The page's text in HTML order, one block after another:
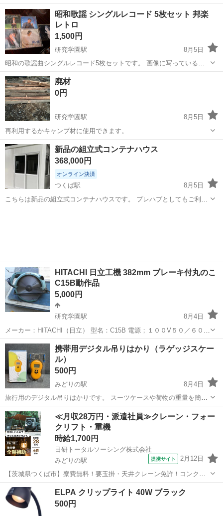
茨城 つくば市 つくば駅 その他
昭和歌謡 シングルレコード 5枚セット 邦楽
レトロ
1,500円
研究学園駅
8月5日
昭和の歌謡曲シングルレコード5枚セットです。 画像に写っているも
のが全てとなります。 経年によるジャケットの多少の擦れや汚れはあ
りますが、コレクションとして大切に保管しておりました。 懐かしい
名曲の数々をぜひお楽しみください...
茨城 つくば市
廃材
0円
研究学園駅
8月5日
再利用するかキャンプ材に使用できます。
茨城 つくば市 研究学園駅 その他
新品の組立式コンテナハウス
368,000円
オンライン決済
つくば駅
8月5日
こちらは新品の組立式コンテナハウスです。 プレハブとしてもご利用
HITACHI 日立工機 382mm ブレーキ付丸のこ
C15B動作品
5,000円
研究学園駅
8月4日
メーカー：HITACHI（日立） 型名：C15B 電源；１００V５０／６０
HZ両用 最大回転数：１４A ２３００rpm 最大切り込み１４３mm 普
通丸ノコ３８２mm 使用経過による少キズ、汚れは有ります
茨城 つくば市 研究学園駅 その他
携帯用デジタル吊りはかり（ラゲッジスケー
ル）
500円
みどりの駅
8月4日
旅行用のデジタル吊りはかりです。 スーツケースや荷物の重量を簡単
に測ることができます。 動作確認済みで、正常に使用できます。 箱に
は傷みがありますが、本体は問題なく使用可能です。 電池もお付けし
ますので、すぐにお使いいた...
茨城 つくば市 みどりの駅 その他
≪月収28万円・派遣社員≫クレーン・フォー
クリフト・重機
時給1,700円
日研トータルソーシング株式会社
みどりの駅
提携サイト 2月12日
【茨城県つくば市】寮費無料！要玉掛・天井クレーン免許！コンクリ
ート補強用鉄筋棒の出荷作業《お仕事No.4A042》 お仕事について 土
木・建築用コンクリートの補強用として使用される鉄筋棒の出荷作業
です。鉄筋棒を納入先別に種...
茨城 みどりの駅 その他
ELPA クリップライト 40W ブラック
500円